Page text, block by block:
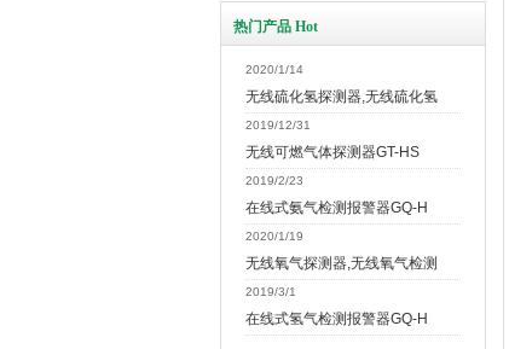
热门产品 Hot
2020/1/14
无线硫化氢探测器,无线硫化氢
2019/12/31
无线可燃气体探测器GT-HS
2019/2/23
在线式氨气检测报警器GQ-H
2020/1/19
无线氧气探测器,无线氧气检测
2019/3/1
在线式氢气检测报警器GQ-H